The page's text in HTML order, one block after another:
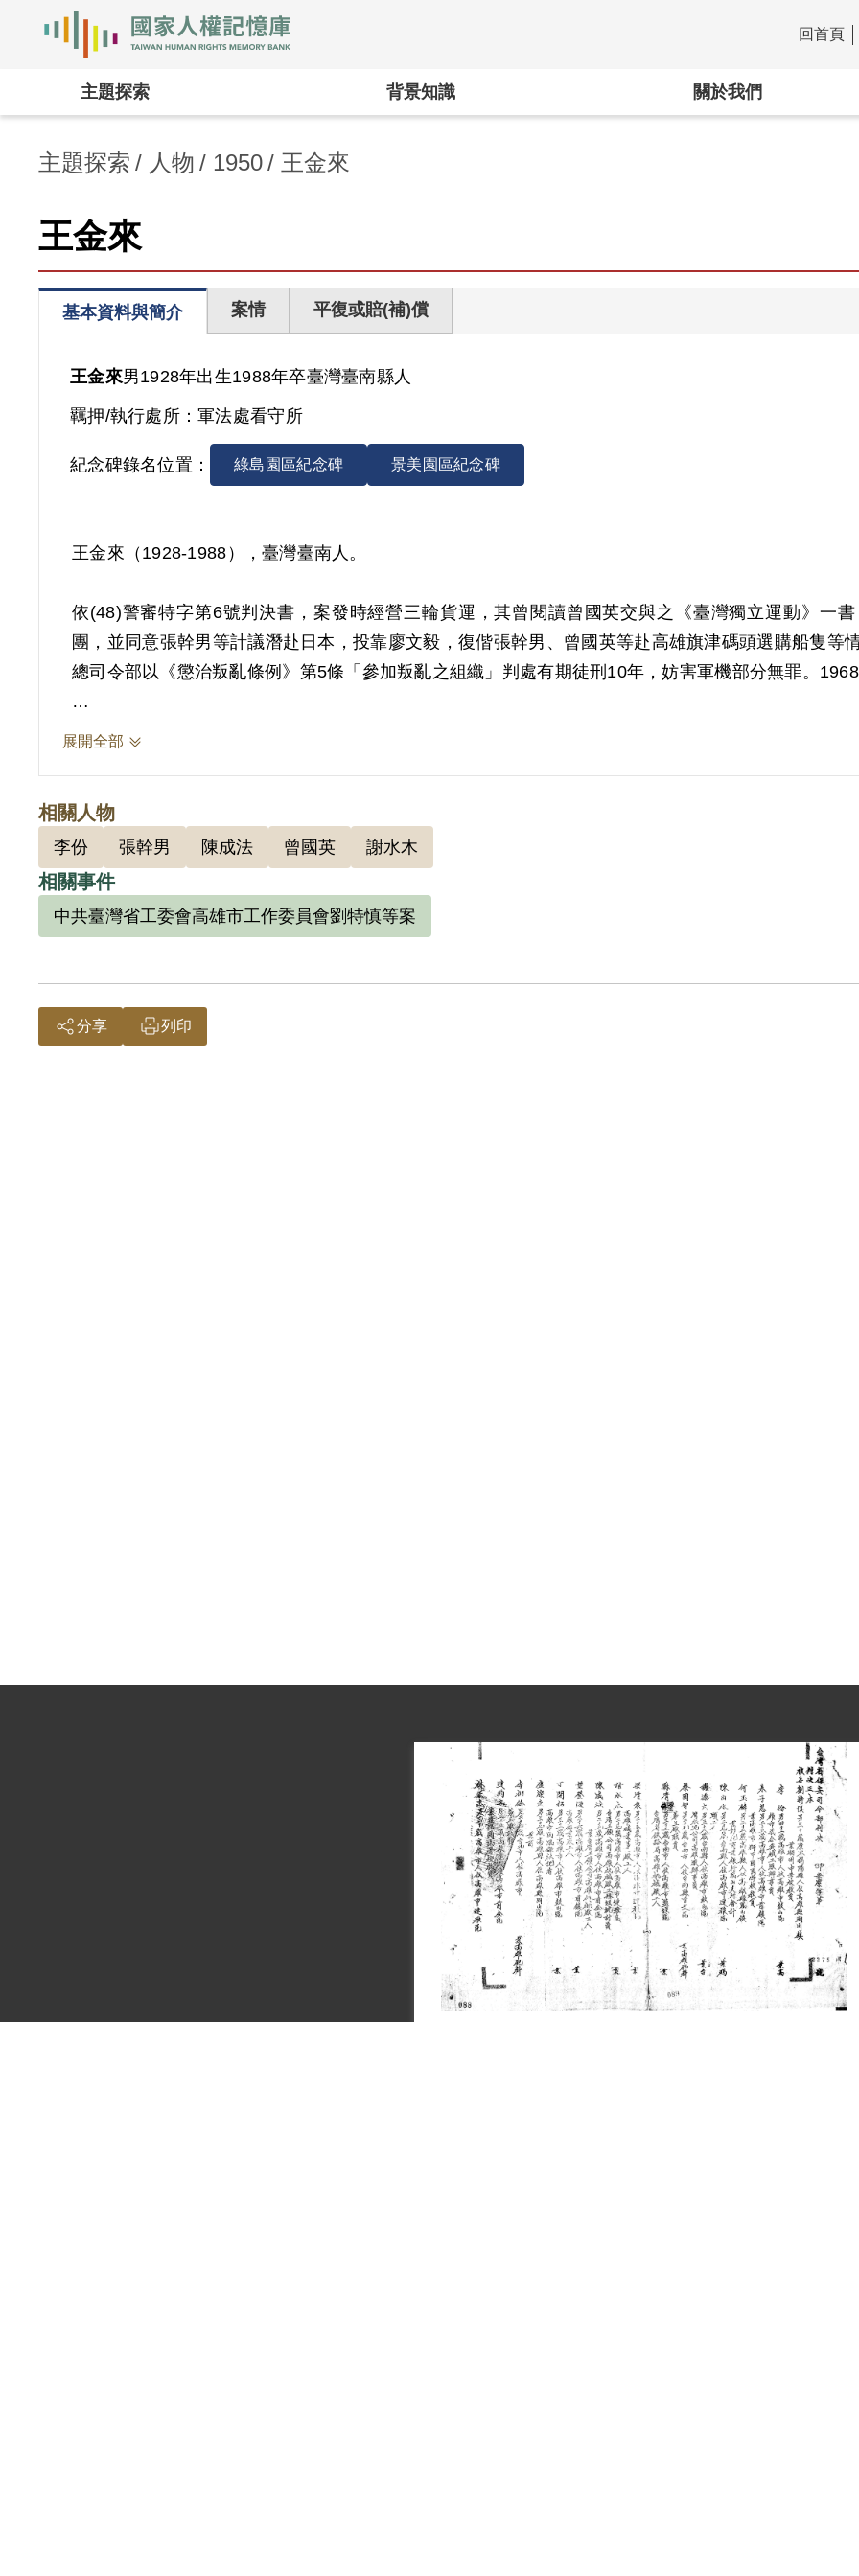
:::
回首頁
主題探索 背景知識 關於我們
主題探索 人物 1950 王金來
王金來
基本資料與簡介 案情 平復或賠(補)償
王金來男1928年出生1988年卒臺灣臺南縣人
羈押/執行處所：軍法處看守所
紀念碑錄名位置： 綠島園區紀念碑 景美園區紀念碑
王金來（1928-1988），臺灣臺南人。
依(48)警審特字第6號判決書，案發時經營三輪貨運，其曾閱讀曾國英交與之《臺灣獨立運動》一
團，並同意張幹男等計議潛赴日本，投靠廖文毅，復偕張幹男、曾國英等赴高雄旗津碼頭選購船隻等
總司令部以《懲治叛亂條例》第5條「參加叛亂之組織」判處有期徒刑10年，妨害軍機部分無罪。1968
其家屬於1999年6月向補償基金會提出申請，2001年5月經第2屆第8次臨時董事會審核通過予以補償
認本案非有實據。
2019年2月經促轉會公告撤銷判決處分。
展開全部
相關人物
李份 張幹男 陳成法 曾國英 謝水木
相關事件
中共臺灣省工委會高雄市工作委員會劉特慎等案
分享 列印